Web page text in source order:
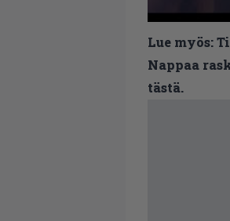
Lue myös:
Nappaa
tästä.